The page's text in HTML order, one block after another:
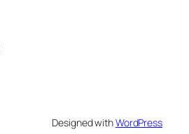
Designed withWordPress